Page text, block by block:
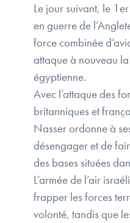
Le jour suivant, le
en guerre de
force combinée
attaque à nouveau
égyptienne.
Avec l’attaque des
britanniques et
Nasser ordonne à
désengager et de
des bases situées
L’armée de l’air
frapper les forces
volonté, tandis que